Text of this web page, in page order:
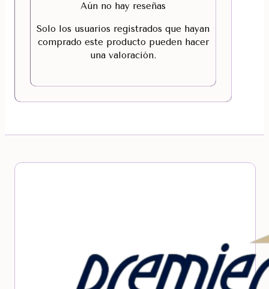
Aún no hay reseñas
Solo los usuarios registrados que hayan
comprado este producto pueden hacer
una valoración.